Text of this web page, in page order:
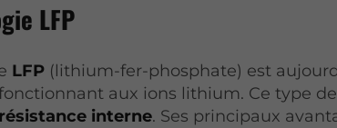
LFP
LFP (lithium-fer-phosphate) est
aux ions lithium. Ce type
interne. Ses principaux